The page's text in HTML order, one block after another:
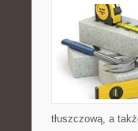
tłuszczową, a